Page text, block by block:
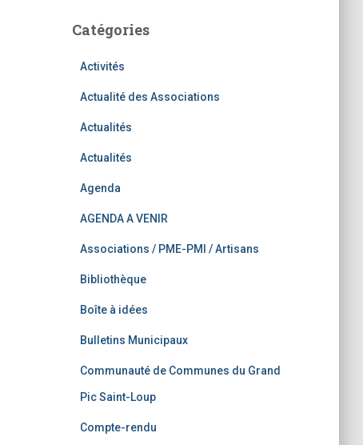
Catégories
Activités
Actualité des Associations
Actualités
Actualités
Agenda
AGENDA A VENIR
Associations / PME-PMI / Artisans
Bibliothèque
Boîte à idées
Bulletins Municipaux
Communauté de Communes du Grand
Pic Saint-Loup
Compte-rendu